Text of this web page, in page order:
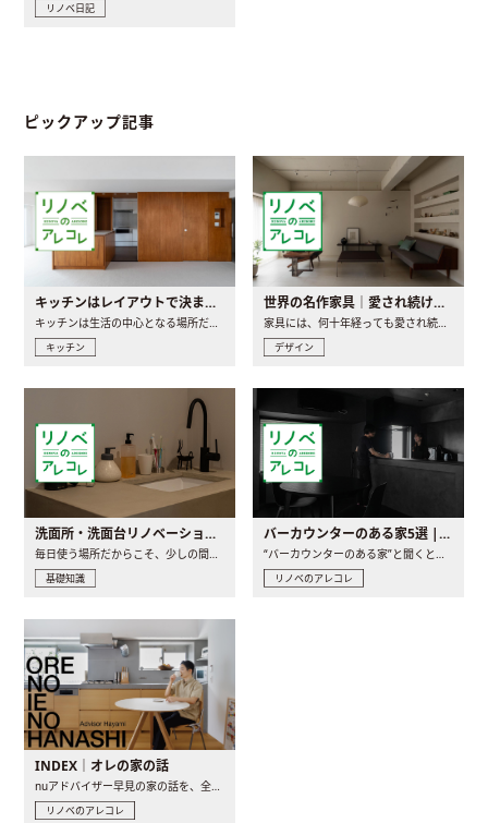
リノベ日記
ピックアップ記事
キッチンはレイアウトで決まる。後悔しないための考え方と選び方
キッチン
世界の名作家具｜愛され続ける理由と一生モノとの出会い方
デザイン
洗面所・洗面台リノベーションの事例と間取りアイデア
毎日使う場所だからこそ、少しの間取りの工夫や素材の選び方で..
基礎知識
バーカウンターのある家5選 | 日常に馴染む“距離の近い”キッチンとは
“バーカウンターのある家”と聞くと、少し特別な、大人のための..
リノベのアレコレ
INDEX｜オレの家の話
リノベのアレコレ